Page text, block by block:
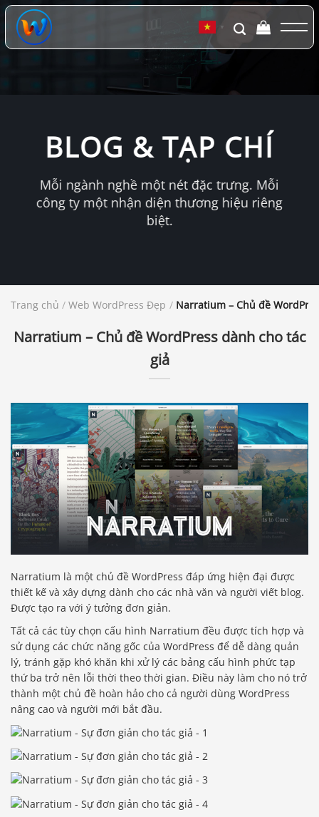
Chuyển
đến
dung
▼
BLOG & TẠP CHÍ
Mỗi ngành nghề một nét đặc trưng. Mỗi
công ty một nhận diện thương hiệu riêng
biệt.
Trang chủ / Web WordPress Đẹp / Narratium – Chủ đề
Narratium – Chủ đề WordPress dành cho tác
giả
Narratium là một chủ đề WordPress đáp ứng hiện đại được
thiết kế và xây dựng dành cho các nhà văn và người viết blog.
Được tạo ra với ý tưởng đơn giản.
Tất cả các tùy chọn cấu hình Narratium đều được tích hợp và
sử dụng các chức năng gốc của WordPress để dễ dàng quản
lý, tránh gặp khó khăn khi xử lý các bảng cấu hình phức tạp
thứ ba trở nên lỗi thời theo thời gian. Điều này làm cho nó trở
thành một chủ đề hoàn hảo cho cả người dùng WordPress
nâng cao và người mới bắt đầu.